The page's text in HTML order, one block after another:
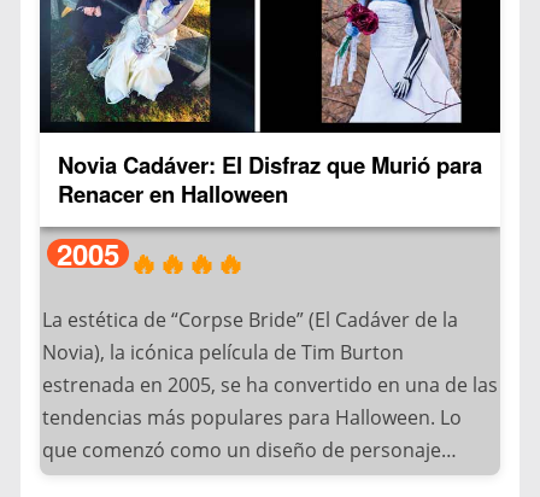
divertida, estos trajes ajustados pueden resultar
realmente aterradores cuando se usan en
contextos de Halloween. Lo que comenzó como
un producto nicho ahora domina plataformas
Instagram (#morphsuit tiene 500k+ posts) y
TikTok (videos virales de transformaciones).
La mayoría de estos trajes representan criaturas
andróginas que, con solo observarlas, causan
una intensa sensación de horror. Este efecto se
potencia gracias a: Materiales brillantes y colores
vibrantes, Diseños que ocultan completamente la
identidad y Movimientos fluidos que parecen
sobrenaturales.
Novia Cadáver: El Disfraz que Murió para
Renacer en Halloween
2005 🔥🔥🔥🔥
La estética de “Corpse Bride” (El Cadáver de la
Novia), la icónica película de Tim Burton
estrenada en 2005, se ha convertido en una de las
tendencias más populares para Halloween. Lo
que comenzó como un diseño de personaje
gótico ha evolucionado hasta dominar redes